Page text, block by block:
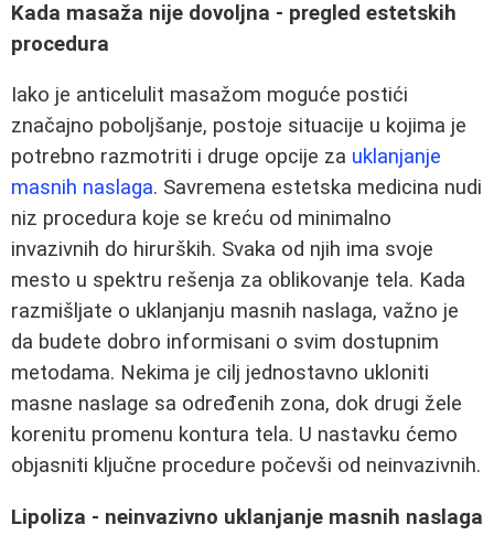
Kada masaža nije dovoljna - pregled estetskih
procedura
Iako je anticelulit masažom moguće postići
značajno poboljšanje, postoje situacije u kojima je
potrebno razmotriti i druge opcije za uklanjanje
masnih naslaga. Savremena estetska medicina nudi
niz procedura koje se kreću od minimalno
invazivnih do hirurških. Svaka od njih ima svoje
mesto u spektru rešenja za oblikovanje tela. Kada
razmišljate o uklanjanju masnih naslaga, važno je
da budete dobro informisani o svim dostupnim
metodama. Nekima je cilj jednostavno ukloniti
masne naslage sa određenih zona, dok drugi žele
korenitu promenu kontura tela. U nastavku ćemo
objasniti ključne procedure počevši od neinvazivnih.
Lipoliza - neinvazivno uklanjanje masnih naslaga